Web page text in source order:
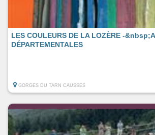
LES COULEURS DE LA LOZÈRE -
DÉPARTEMENTALES
GORGES DU TARN CAUSSES